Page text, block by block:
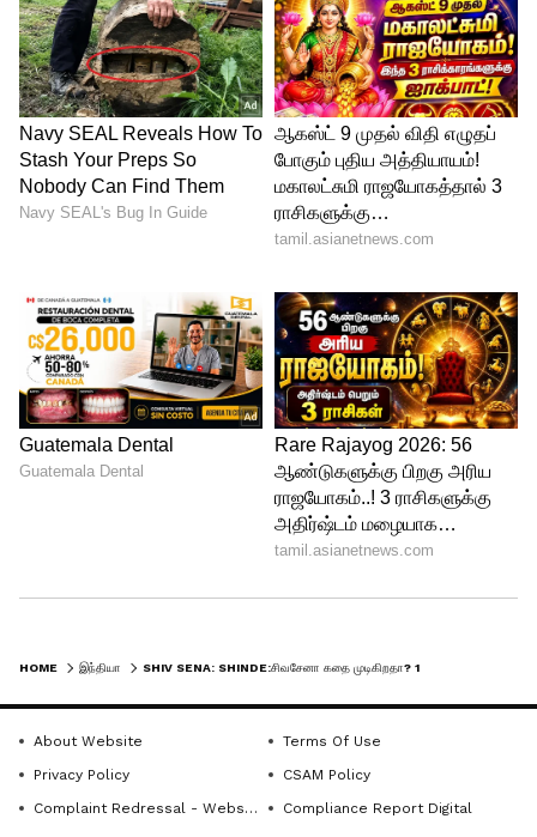
மகாராஷ்டிராவில் ஏற்கெனவே 45
எம்எல்ஏக்களை இழந்து சிவசேனா கட்சி
ஆட்சியை பறிகொடுத்துள்ளது.
நாடாளுமன்றத்தில் ஓரளவுக்கு
அதிகாரத்துடன் இருந்து வந்தநிலையில்
எம்.பி.க்களும் மாறிவிட்டதால், சிவசேனா
கட்சியின் திரிசங்கு நிலையில் இருக்கிறது.
மகாராஷ்டிராவில் சிவசேனா,
காங்கிரஸ்,தேசியவாத காங்கிரஸ்
தலைமையிலான மகாவிகாஸ் அகாதி
ஆட்சி நடந்து வந்தது. ஆனால்,
சிவசேனாவின் மூத்த எம்எல்ஏ ஏக்நாத்
ஷிண்டே தலைமையில் 40 எம்எல்ஏக்கள்
தலைமைக்கு எதிராகப் போர்க்கொடி
தூக்கினர். இதையடுத்து, பெரும்பான்மை
HOME இந்தியா
About Website
Terms Of Use
Privacy Policy
CSAM Policy
Complaint Redressal - Website
Compliance Report Digital